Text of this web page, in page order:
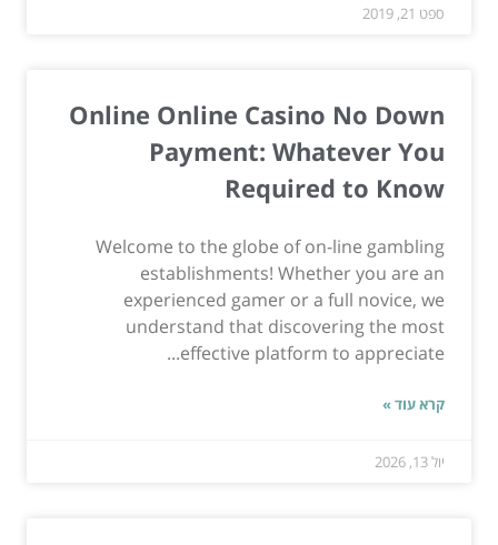
ספט 21, 2019
Online Online Casino No Down
Payment: Whatever You
Required to Know
Welcome to the globe of on-line gambling
establishments! Whether you are an
experienced gamer or a full novice, we
understand that discovering the most
effective platform to appreciate...
קרא עוד »
יול 13, 2026